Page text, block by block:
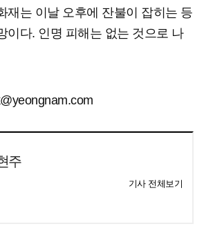
재는 이날 오후에 잔불이 잡히는 등
이다. 인명 피해는 없는 것으로 나
주
기사 전체보기